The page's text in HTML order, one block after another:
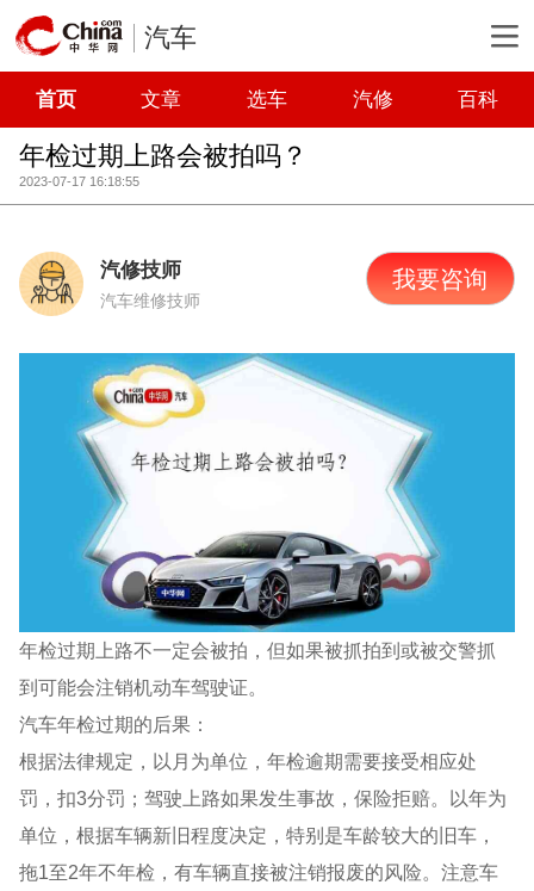
汽车
首页 文章 选车 汽修 百科
年检过期上路会被拍吗？
2023-07-17 16:18:55
汽修技师
汽车维修技师
我要咨询
年检过期上路不一定会被拍，但如果被抓拍到或被交警抓
到可能会注销机动车驾驶证。
汽车年检过期的后果：
根据法律规定，以月为单位，年检逾期需要接受相应处
罚，扣3分罚；驾驶上路如果发生事故，保险拒赔。以年为
单位，根据车辆新旧程度决定，特别是车龄较大的旧车，
拖1至2年不年检，有车辆直接被注销报废的风险。注意车